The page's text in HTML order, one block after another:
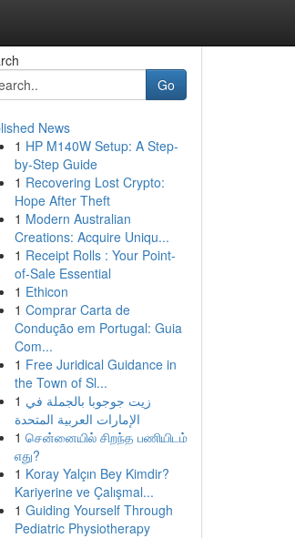
Go
News
1 HP M140W Setup: A Step-
by-Step Guide
1 Recovering Lost Crypto:
Hope After Theft
1 Modern Australian
Creations: Acquire Uniqu...
1 Receipt Rolls : Your Point-
of-Sale Essential
1 Ethicon
1 Comprar Carta de
Condução em Portugal: Guia
Com...
1 Free Juridical Guidance in
the Town of Sl...
1 زيت جوجوبا بالجملة في
الإمارات العربية المتحدة
1 சென்னையில் சிறந்த பணியிடம்
எது?
1 Koray Yalçın Bey Kimdir?
Kariyerine ve Çalışmal...
1 Guiding Yourself Through
Pediatric Physiotherapy